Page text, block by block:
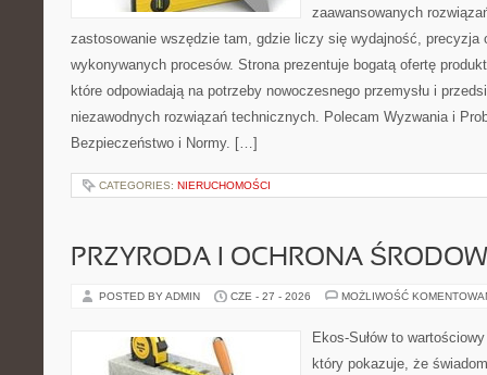
zaawansowanych
zastosowanie wszędzie tam, gdzie liczy się wydajność, precyzja
wykonywanych procesów. Strona prezentuje bogatą ofertę
które odpowiadają na potrzeby nowoczesnego przemysłu i
niezawodnych rozwiązań technicznych. Polecam Wyzwania i
Bezpieczeństwo i Normy. […]
CATEGORIES: NIERUCHOMOŚCI
PRZYRODA I OCHRONA
POSTED BY ADMIN CZE - 27 - 2026 MOŻLIWOŚĆ
Ekos-Sułów to
który pokazuje, że